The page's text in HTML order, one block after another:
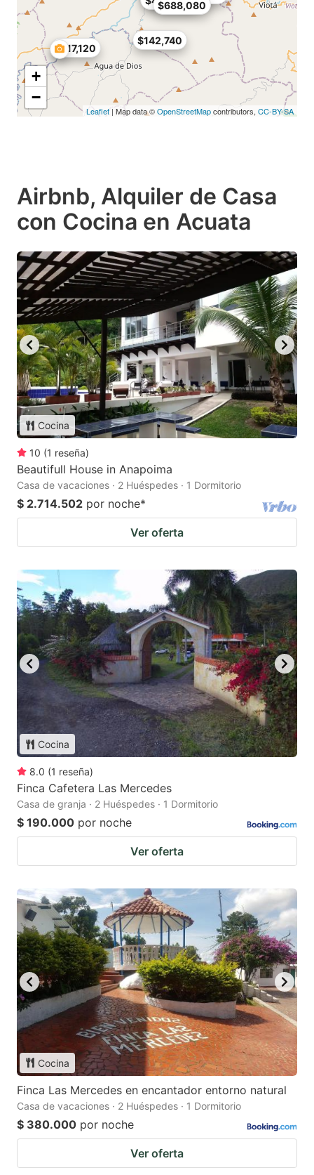
$688,080
$117,120
$142,740
+
−
Leaflet | Map data ©OpenStreetMapcontributors, CC-BY-SA
Airbnb, Alquiler de Casa
con Cocina en Acuata
Cocina
10 (1 reseña)
Beautifull House in Anapoima
Casa de vacaciones · 2 Huéspedes · 1 Dormitorio
$ 2.714.502 por noche*
Ver oferta
Cocina
8.0 (1 reseña)
Finca Cafetera Las Mercedes
Casa de granja · 2 Huéspedes · 1 Dormitorio
$ 190.000 por noche
Ver oferta
Cocina
Finca Las Mercedes en encantador entorno natural
Casa de vacaciones · 2 Huéspedes · 1 Dormitorio
$ 380.000 por noche
Ver oferta